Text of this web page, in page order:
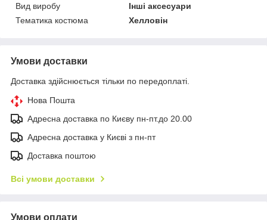
Вид виробу
Інші аксесуари
Тематика костюма
Хелловін
Умови доставки
Доставка здійснюється тільки по передоплаті.
Нова Пошта
Адресна доставка по Києву пн-пт.до 20.00
Адресна доставка у Києві з пн-пт
Доставка поштою
Всі умови доставки
Умови оплати